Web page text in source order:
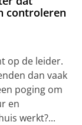
controleren
op de leider.
dan vaak
poging om
en
werkt?...